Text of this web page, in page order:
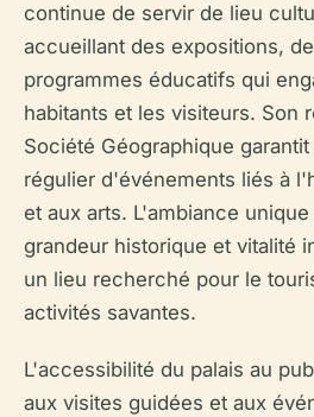
continue de servir de lieu
accueillant des expositions,
programmes éducatifs qui
habitants et les visiteurs. Son
Société Géographique
régulier d'événements liés à
et aux arts. L'ambiance
grandeur historique et vitalité
un lieu recherché pour le
activités savantes.
L'accessibilité du palais au
aux visites guidées et aux